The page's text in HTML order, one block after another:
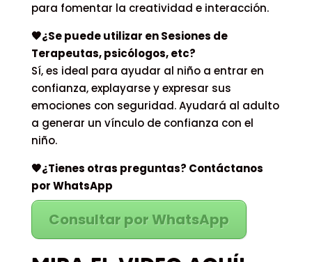
para fomentar la creatividad e interacción.
🧡¿Se puede utilizar en Sesiones de
Terapeutas, psicólogos, etc?
Sí, es ideal para ayudar al niño a entrar en
confianza, explayarse y expresar sus
emociones con seguridad. Ayudará al adulto
a generar un vínculo de confianza con el
niño.
🧡¿Tienes otras preguntas? Contáctanos
por WhatsApp
Consultar por WhatsApp